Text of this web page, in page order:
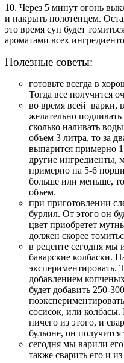
10. Через 5 минут огонь
и накрыть полотенцем.
это время суп будет
ароматами всех
Полезные советы:
готовьте всегда в
Тогда все получится
во время всей варки,
желательно подливать
сколько наливать
объем 3 литра, то за
выпарится примерно
другие ингредиенты,
примерно на 5-6
больше или меньше,
объем.
при приготовлении
бурлил. От этого он
цвет приобретет
должен скорее
в рецепте сегодня мы
баварские колбаски.
экспериментировать.
добавлением
будет добавить 250-
сосисок, или
ничего из этого, и
бульоне, он
сегодня мы варили
также сварить его и